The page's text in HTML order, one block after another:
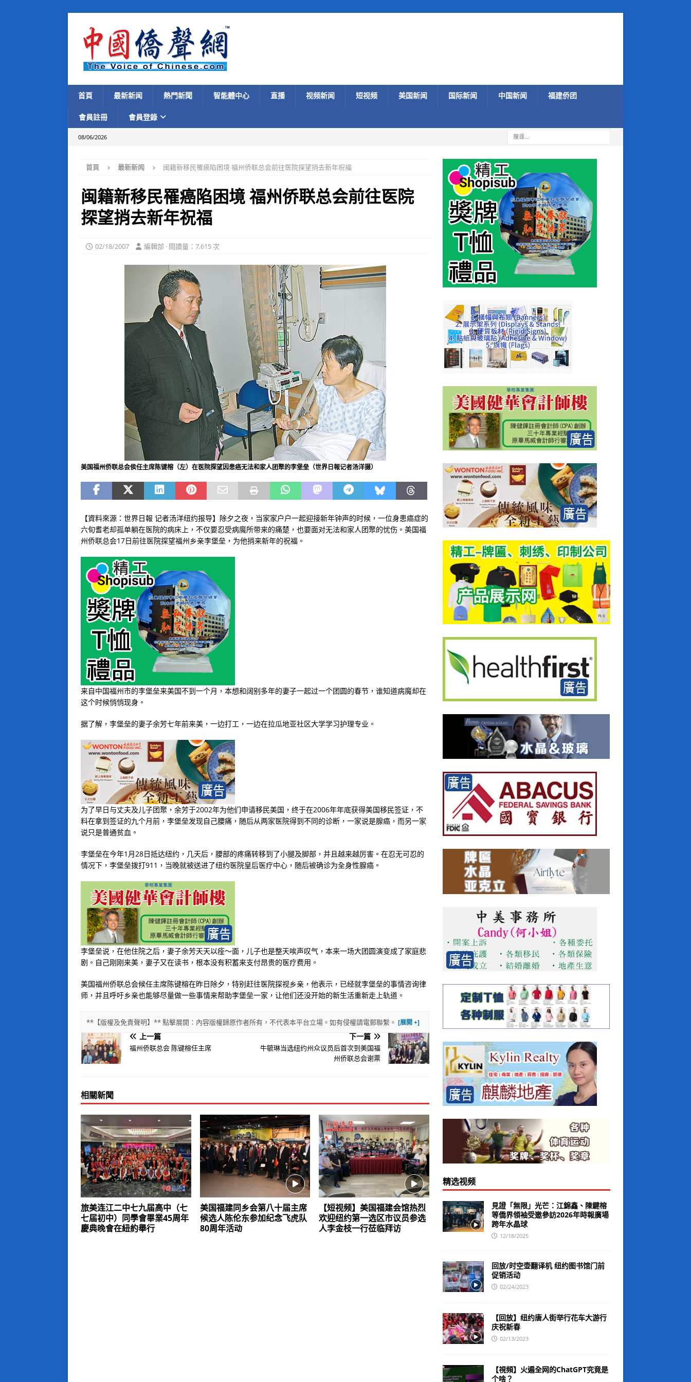
首頁 最新新闻 熱門新聞 智能體中心 直播 视频新闻 短视频 美国新闻 国际新闻 中国新闻 福建侨团
會員註冊 會員登錄
08/06/2026
首頁 最新新闻 闽籍新移民罹癌陷困境 福州侨联总会前往医院探望捎去新年祝福
闽籍新移民罹癌陷困境 福州侨联总会前往医院
探望捎去新年祝福
02/18/2007 編輯部 · 閱讀量：7,615 次
美国福州侨联总会侯任主席陈键榕（左）在医院探望因患癌无法和家人团聚的李堡垒（世界日報记者汤洋摄）
【資料來源：世界日報 记者汤洋纽约报导】除夕之夜，当家家户户一起迎接新年钟声的时候，一位身患癌症的
六旬耆老却孤单躺在医院的病床上，不仅要忍受病魔所带来的痛楚，也要面对无法和家人团聚的忧伤。美国福
州侨联总会17日前往医院探望福州乡亲李堡垒，为他捎来新年的祝福。
来自中国福州市的李堡垒来美国不到一个月，本想和阔别多年的妻子一起过一个团圆的春节，谁知道病魔却在
这个时候悄悄现身。
据了解，李堡垒的妻子余芳七年前来美，一边打工，一边在拉瓜地亚社区大学学习护理专业。
为了早日与丈夫及儿子团聚，余芳于2002年为他们申请移民美国，终于在2006年年底获得美国移民签证，不
料在拿到签证的九个月前，李堡垒发现自己腰痛，随后从两家医院得到不同的诊断，一家说是腺癌，而另一家
说只是普通贫血。
李堡垒在今年1月28日抵达纽约，几天后，腰部的疼痛转移到了小腿及脚部，并且越来越厉害。在忍无可忍的
情况下，李堡垒拨打911，当晚就被送进了纽约医院皇后医疗中心，随后被确诊为全身性腺癌。
李堡垒说，在他住院之后，妻子余芳天天以痊〜面，儿子也是整天唉声叹气，本来一场大团圆演变成了家庭悲
剧。自己刚刚来美，妻子又在读书，根本没有积蓄来支付昂贵的医疗费用。
美国福州侨联总会候任主席陈键榕在昨日除夕，特别赶往医院探视乡亲，他表示，已经就李堡垒的事情咨询律
师，并且呼吁乡亲也能够尽量做一些事情来帮助李堡垒一家，让他们还没开始的新生活重新走上轨道。
**【版權及免責聲明】** 點擊展開：內容版權歸原作者所有，不代表本平台立場。如有侵權請電郵聯繫。
上一篇
福州侨联总会 陈键榕任主席
下一篇
牛毓琳当选纽约州众议员后首次到美国福
州侨联总会谢票
相關新聞
旅美连江二中七九届高中（七
七届初中）同學會畢業45周年
慶典晚會在紐約舉行
美国福建同乡会第八十届主席
候选人陈伦东参加纪念飞虎队
80周年活动
【短视频】美国福建会馆热烈
欢迎纽约第一选区市议员参选
人李金枝一行莅临拜访
精选视频
見證「無限」光芒：江錦鑫、陳鍵榕
等僑界領袖受邀參訪2026年時報廣場
跨年水晶球
12/18/2025
回放/时空壶翻译机 纽约图书馆门前
促销活动
02/24/2023
【回放】纽约唐人街举行花车大游行
庆祝新春
02/13/2023
【視頻】火遍全网的ChatGPT究竟是
个啥？